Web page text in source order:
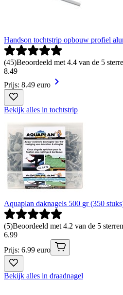
Handson tochtstrip opbouw profiel
(45)Beoordeeld met 4.4 van de 5
8.49
Prijs: 8.49 euro
Bekijk alles in tochtstrip
Aquaplan daknagels 500 gr (350
(5)Beoordeeld met 4.2 van de 5
6.99
Prijs: 6.99 euro
Bekijk alles in draadnagel